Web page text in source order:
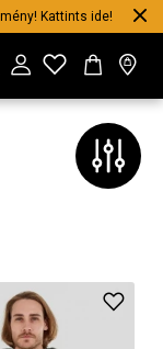
Kattints ide!